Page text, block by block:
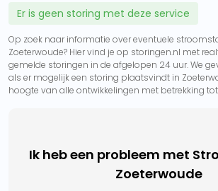
Er is geen storing met deze service
Op zoek naar informatie over eventuele
Zoeterwoude? Hier vind je op storingen.nl met
gemelde storingen in de afgelopen 24 uur. We
als er mogelijk een storing plaatsvindt in
hoogte van alle ontwikkelingen met betrekking
Ik heb een probleem met
Zoeterwoude